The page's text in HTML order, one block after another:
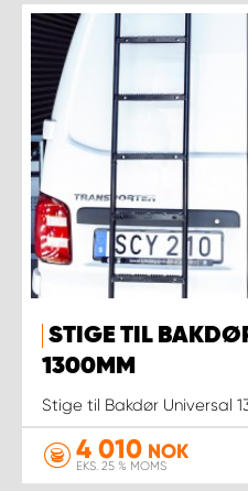
STIGE TIL
1300MM
Stige til Bakdør Universal
4 010 NOK
EKS. 25 % MOMS